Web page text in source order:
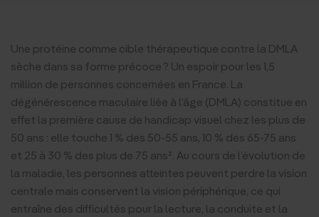
Une protéine comme cible thérapeutique contre la DMLA
sèche dans sa forme précoce ? Un espoir pour les 1,5
million de personnes concernées en France. La
dégénérescence maculaire liée à l’âge (DMLA) constitue en
effet la première cause de handicap visuel chez les plus de
50 ans : elle touche 1 % des 50-55 ans, 10 % des 65-75 ans
et 25 à 30 % des plus de 75 ans². Au cours de l’évolution de
la maladie, les personnes atteintes peuvent perdre la vision
centrale mais conservent la vision périphérique, ce qui
entraîne des difficultés pour la lecture, la conduite et la